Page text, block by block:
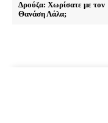
Δρούζα: Χωρίσατε με τον
Θανάση Λάλα;